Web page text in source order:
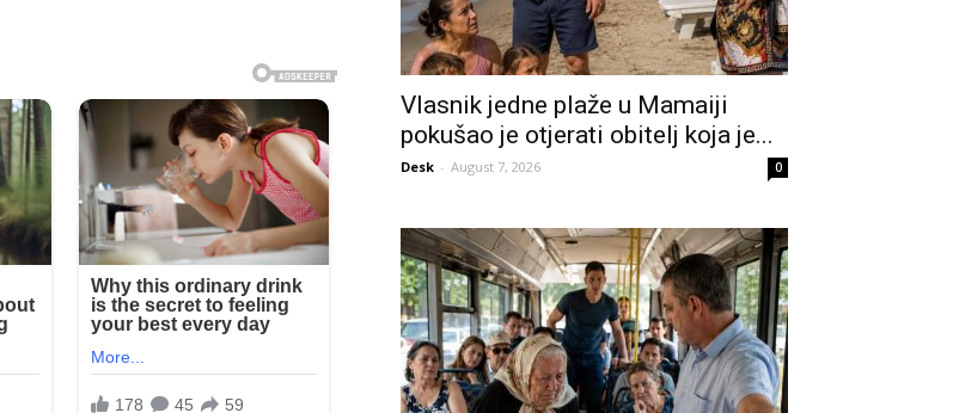
Vlasnik jedne plaže u Mamaiji
pokušao je otjerati obitelj koja je...
Desk - August 7, 2026 0